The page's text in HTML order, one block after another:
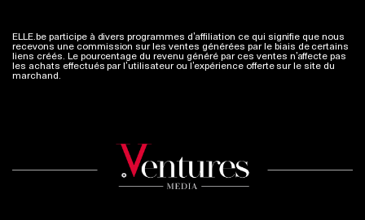
ELLE.be participe à divers programmes d’affiliation ce qui signifie que nous
recevons une commission sur les ventes générées par le biais de certains
liens créés. Le pourcentage du revenu généré par ces ventes n’affecte pas
les achats effectués par l’utilisateur ou l’expérience offerte sur le site du
marchand. Plus d'infos